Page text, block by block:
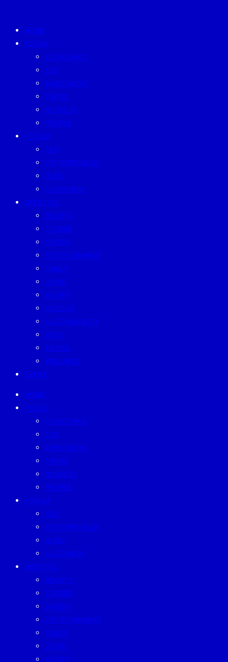
HOME
TODAY
ECONOMICS
ESG
INVESTMENT
TREND
BUSINESS
PEOPLE
FORUM
CEO
ENTREPRENEUR
GURU
SUSTAINISM
LIFESTYLE
BEAUTY
CAREER
EATERY
ENTERTAINMENT
FAMILY
LIVING
MONEY
MUTELU
SUSTAINABILITY
TECH
TRAVEL
WELLNESS
EVENT
HOME
TODAY
ECONOMICS
ESG
INVESTMENT
TREND
BUSINESS
PEOPLE
FORUM
CEO
ENTREPRENEUR
GURU
SUSTAINISM
LIFESTYLE
BEAUTY
CAREER
EATERY
ENTERTAINMENT
FAMILY
LIVING
MONEY